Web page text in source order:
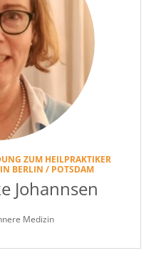
ZUM HEILPRAKTIKER
BERLIN / POTSDAM
Johannsen
Medizin